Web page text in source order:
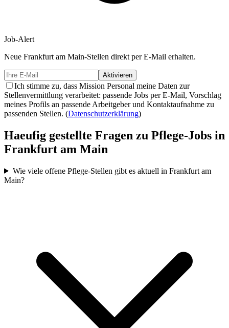
Job-Alert
Neue Frankfurt am Main-Stellen direkt per E-Mail erhalten.
Aktivieren
Ich stimme zu, dass Mission Personal meine Daten zur
Stellenvermittlung verarbeitet: passende Jobs per E-Mail, Vorschlag
meines Profils an passende Arbeitgeber und Kontaktaufnahme zu
passenden Stellen. (Datenschutzerklärung)
Haeufig gestellte Fragen zu Pflege-Jobs in
Frankfurt am Main
Wie viele offene Pflege-Stellen gibt es aktuell in Frankfurt am
Main?